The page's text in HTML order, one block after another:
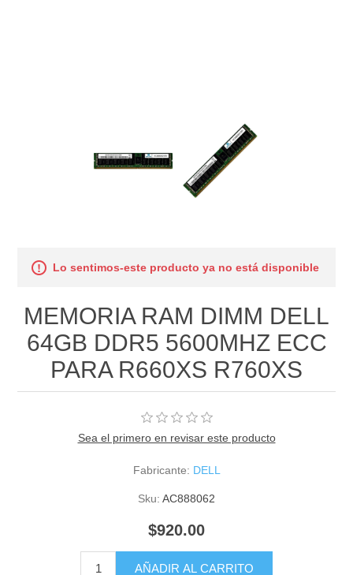
Lo sentimos-este producto ya no está disponible
MEMORIA RAM DIMM DELL
64GB DDR5 5600MHZ ECC
PARA R660XS R760XS
Sea el primero en revisar este producto
Fabricante: DELL
Sku: AC888062
$920.00
AÑADIR AL CARRITO